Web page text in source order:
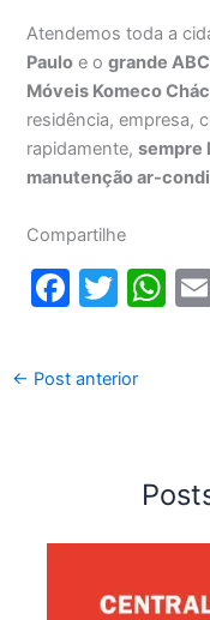
Atendemos toda a
Paulo e ogrande
Móveis Komeco
residência, empresa,
rapidamente,sempre
manutenção ar-
Compartilhe
F
c
e
k
T
itt
er
W
p
p
← Post anterior